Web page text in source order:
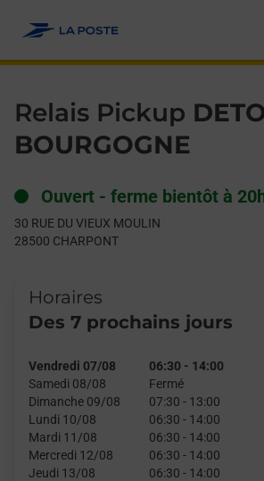
Relais Pickup
BOURGOGNE
Ouvert - ferme bientôt à
30 RUE DU VIEUX MOULIN
28500 CHARPONT
Horaires
Des 7 prochains jours
Vendredi 07/08 06:30 - 14:00
Samedi 08/08
Fermé
Dimanche 09/08
07:30 - 13:00
Lundi 10/08
06:30 - 14:00
Mardi 11/08
06:30 - 14:00
Mercredi 12/08
06:30 - 14:00
Jeudi 13/08
06:30 - 14:00